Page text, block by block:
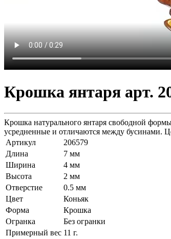
Крошка янтаря арт.
Крошка натурального янтаря свободной
усредненные и отличаются между бусинами.
Артикул
206579
Длина
7 мм
Ширина
4 мм
Высота
2 мм
Отверстие
0.5 мм
Цвет
Коньяк
Форма
Крошка
Огранка
Без огранки
Примерный вес 11 г.